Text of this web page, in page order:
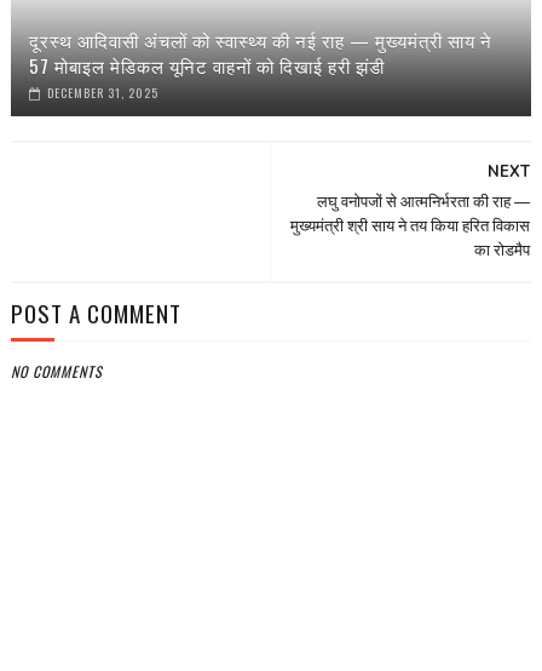
दूरस्थ आदिवासी अंचलों को स्वास्थ्य की नई राह — मुख्यमंत्री साय ने
57 मोबाइल मेडिकल यूनिट वाहनों को दिखाई हरी झंडी
DECEMBER 31, 2025
NEXT
लघु वनोपजों से आत्मनिर्भरता की राह —
मुख्यमंत्री श्री साय ने तय किया हरित विकास
का रोडमैप
POST A COMMENT
NO COMMENTS